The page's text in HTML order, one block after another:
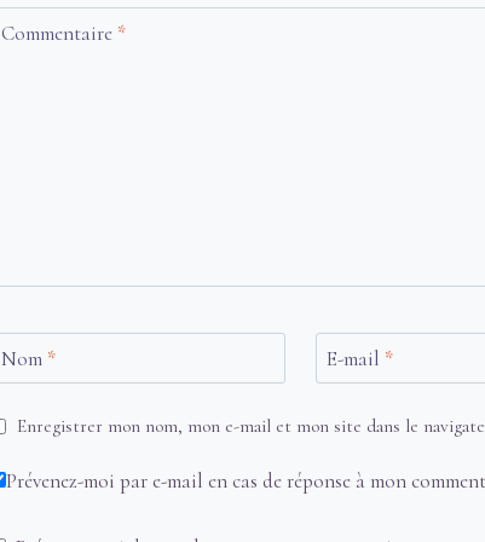
Commentaire *
Nom * E-mail *
Enregistrer mon nom, mon e-mail et mon site dans le
Prévenez-moi par e-mail en cas de réponse à mon